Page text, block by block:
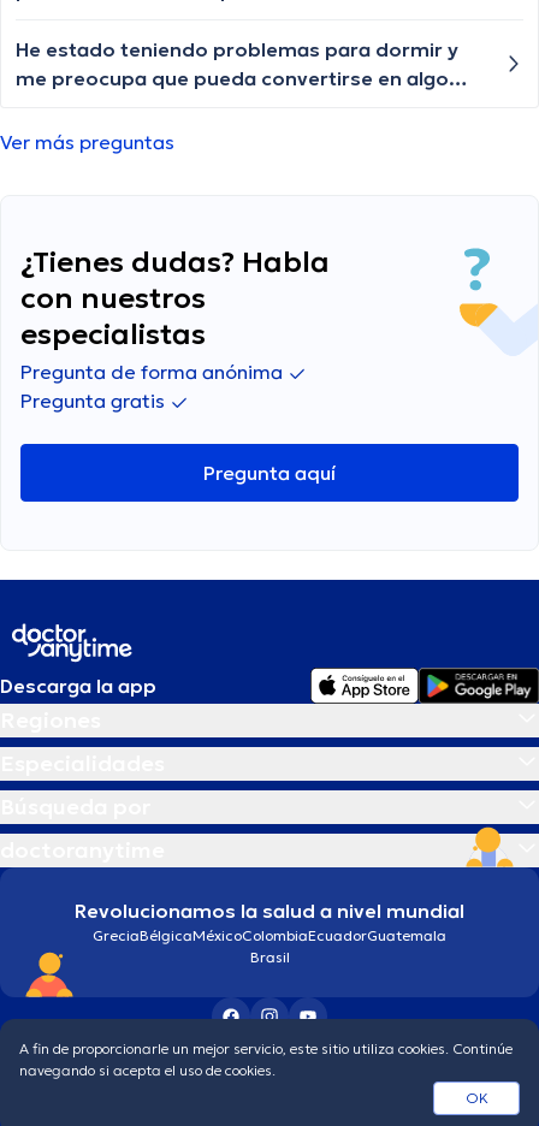
últimos meses. No estoy seguro de qué podría
ser, es pequeño pero me preocupa mucho.
He estado teniendo problemas para dormir y
me preocupa que pueda convertirse en algo
sueño?
Ver más preguntas
¿Tienes dudas? Habla
con nuestros
especialistas
Pregunta de forma anónima
Pregunta gratis
Pregunta aquí
Descarga la app
Revolucionamos la salud a nivel mundial
GreciaBélgicaMéxicoColombiaEcuadorGuatemala
Brasil
Condiciones generales
Política de protección de los datos personales
A fin de proporcionarle un mejor servicio, este sitio utiliza cookies. Continúe
navegando si acepta el uso de cookies.
OK